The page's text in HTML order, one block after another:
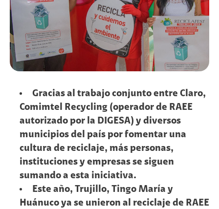
Gracias al trabajo conjunto entre Claro,
Comimtel Recycling (operador de RAEE
autorizado por la DIGESA) y diversos
municipios del país por fomentar una
cultura de reciclaje, más personas,
instituciones y empresas se siguen
sumando a esta iniciativa.
Este año, Trujillo, Tingo María y
Huánuco ya se unieron al reciclaje de RAEE